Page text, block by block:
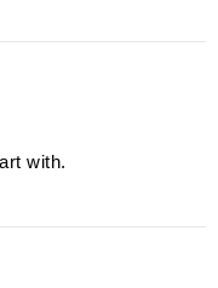
with.